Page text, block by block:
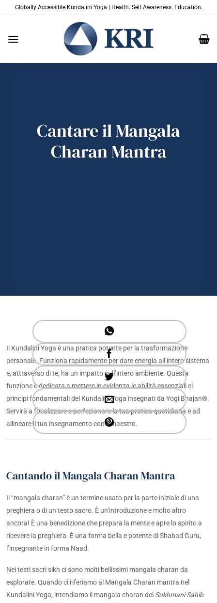
SaltaGlobally Accessible Kundalini Yoga | Health. Self Awareness. Education.
Cantare il Mangala
Charan Mantra
Il Kundalini Yoga è una pratica potente per la trasformazione
personale. Funziona rapidamente per dare energia all’intero sistema
e, attraverso di te, ha un impatto sull’intero ambiente. Questa
funzione è dedicata a mettere in evidenza le abilità essenziali ei
principi fondamentali del Kundalini Yoga insegnati da Yogi Bhajan®.
Servirà a focalizzare e perfezionare la tua pratica quotidiana e ad
allineare il tuo insegnamento con il maestro.
Cantando il Mangala Charan Mantra
Il “mangala charan” è un termine usato per la parte iniziale di una
preghiera o di un testo sacro. È un’introduzione e molto altro
ancora! È una benedizione che prepara la mente e apre lo spirito a
ricevere la preghiera. È una forma bella e potente di Shabad Guru,
l’insegnante in forma Naad.
Nei testi sacri sikh ci sono molti bellissimi mangala charan da
esplorare. Quando ci riferiamo al Mangala Charan mantra nel
Kundalini Yoga, intendiamo il mangala charan del Sukhmani Sahib